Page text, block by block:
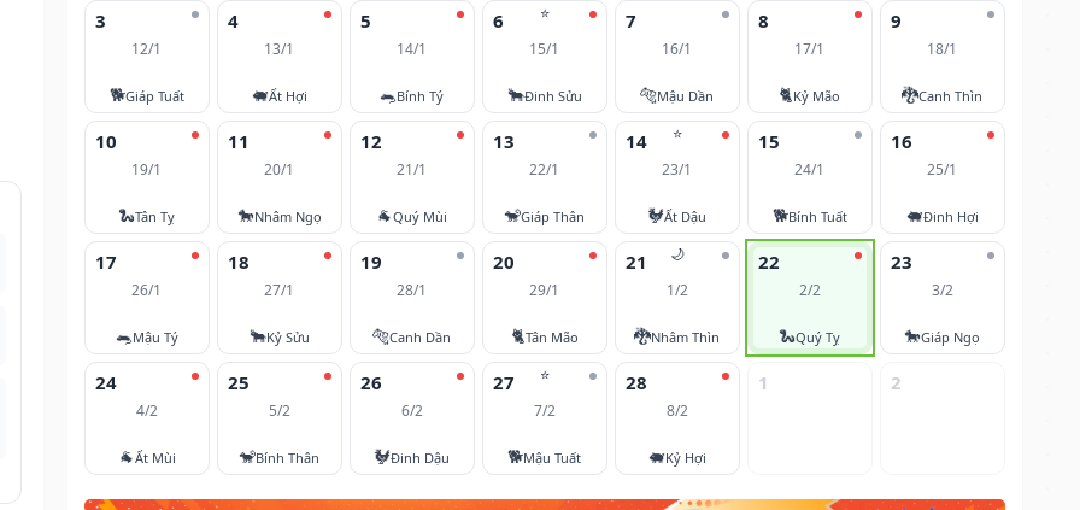
3
12/1
🐕Giáp Tuất
4
13/1
🐖Ất Hợi
5
14/1
🐀Bính Tý
⭐
6
15/1
🐂Đinh Sửu
7
16/1
🐅Mậu Dần
8
17/1
🐈Kỷ Mão
9
18/1
🐉Canh Thìn
10
19/1
🐍Tân Tỵ
11
20/1
🐎Nhâm Ngọ
12
21/1
🐐Quý Mùi
13
22/1
🐒Giáp Thân
⭐
14
23/1
🐓Ất Dậu
15
24/1
🐕Bính Tuất
16
25/1
🐖Đinh Hợi
17
26/1
🐀Mậu Tý
18
27/1
🐂Kỷ Sửu
19
28/1
🐅Canh Dần
20
29/1
🐈Tân Mão
🌙
21
1/2
🐉Nhâm Thìn
22
2/2
🐍Quý Tỵ
23
3/2
🐎Giáp Ngọ
24
4/2
🐐Ất Mùi
25
5/2
🐒Bính Thân
26
6/2
🐓Đinh Dậu
⭐
27
7/2
🐕Mậu Tuất
28
8/2
🐖Kỷ Hợi
1 2